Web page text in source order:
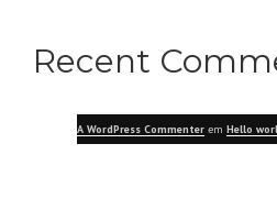
Recent
A WordPress Commenter em Hello